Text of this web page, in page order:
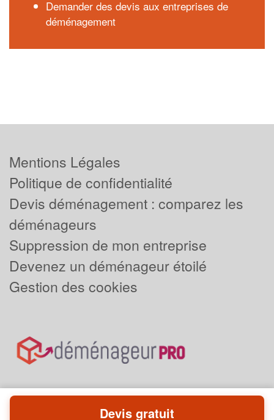
Demander des devis aux entreprises de
déménagement
Mentions Légales
Politique de confidentialité
Devis déménagement : comparez les
déménageurs
Suppression de mon entreprise
Devenez un déménageur étoilé
Gestion des cookies
Devis gratuit